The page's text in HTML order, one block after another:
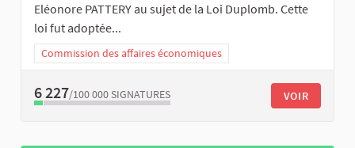
Eléonore PATTERY au sujet de la Loi Duplomb. Cette
loi fut adoptée...
Commission des affaires économiques
6 227/100 000 SIGNATURES VOIR